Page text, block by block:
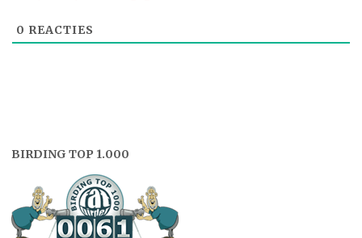
0 REACTIES
BIRDING TOP 1.000